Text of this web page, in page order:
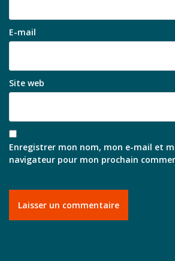
E-mail
Site web
Enregistrer mon nom, mon e-mail et
navigateur pour mon prochain